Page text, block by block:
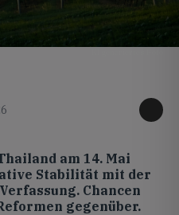
am 14. Mai
Stabilität mit der
Chancen
gegenüber.